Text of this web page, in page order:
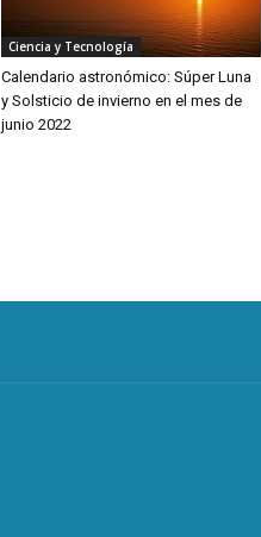
Ciencia y Tecnología
Calendario astronómico: Súper Luna
y Solsticio de invierno en el mes de
junio 2022